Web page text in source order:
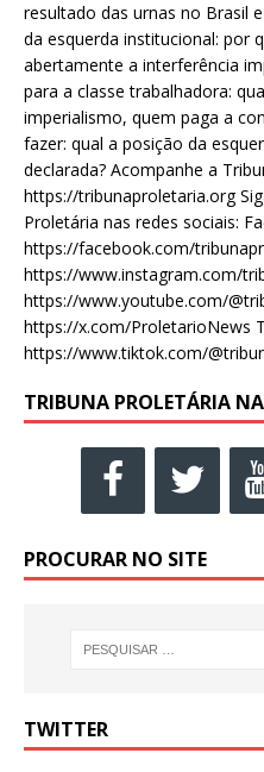
resultado das urnas no Brasil
da esquerda institucional: por
abertamente a interferência
para a classe trabalhadora:
imperialismo, quem paga a
fazer: qual a posição da
declarada? Acompanhe a
https://tribunaproletaria.org
Proletária nas redes sociais:
https://facebook.com/
https://www.instagram.com/
https://www.youtube.com/
https://x.com/ProletarioNews
https://www.tiktok.com/
TRIBUNA PROLETÁRIA
PROCURAR NO SITE
TWITTER